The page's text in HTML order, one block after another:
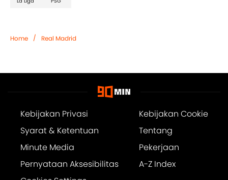
Home / Real Madrid
Kebijakan Privasi
Kebijakan Cookie
Syarat & Ketentuan
Tentang
Minute Media
Pekerjaan
Pernyataan Aksesibilitas
A-Z Index